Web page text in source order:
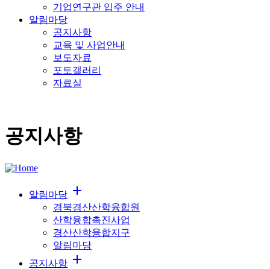
기업연구관 입주 안내
알림마당
공지사항
교육 및 사업안내
보도자료
포토갤러리
자료실
공지사항
알림마당 add
경북경산산학융합원
산학융합촉진사업
경산산학융합지구
알림마당
공지사항 add